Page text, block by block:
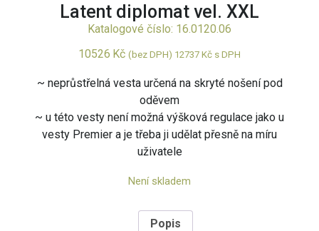
Latent diplomat vel. XXL
Katalogové číslo: 16.0120.06
10526 Kč (bez DPH) 12737 Kč s DPH
~ neprůstřelná vesta určená na skryté nošení pod
oděvem
~ u této vesty není možná výšková regulace jako u
vesty Premier a je třeba ji udělat přesně na míru
uživatele
Není skladem
Popis